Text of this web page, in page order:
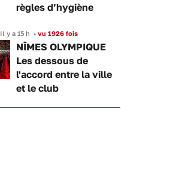
règles d’hygiène
Il y a 15 h • vu 1926 fois
NÎMES OLYMPIQUE
Les dessous de
l'accord entre la ville
et le club